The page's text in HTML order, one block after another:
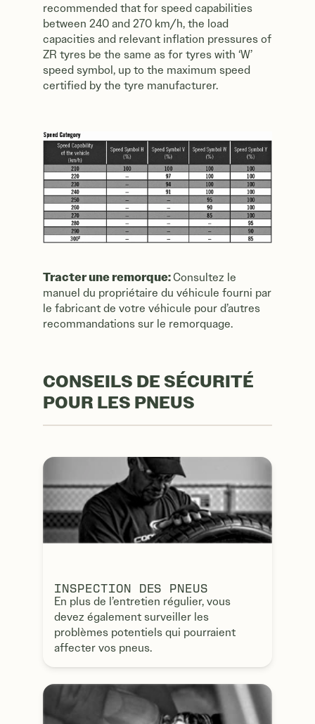
recommended that for speed capabilities
between 240 and 270 km/h, the load
capacities and relevant inflation pressures of
ZR tyres be the same as for tyres with ‘W’
speed symbol, up to the maximum speed
certified by the tyre manufacturer.
Tracter une remorque:Consultez le
manuel du propriétaire du véhicule fourni par
le fabricant de votre véhicule pour d’autres
recommandations sur le remorquage.
CONSEILS DE SÉCURITÉ
POUR LES PNEUS
INSPECTION DES PNEUS
En plus de l’entretien régulier, vous
devez également surveiller les
problèmes potentiels qui pourraient
affecter vos pneus.